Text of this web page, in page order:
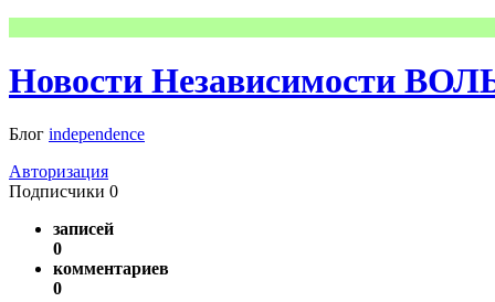
Новости Независимости
Блог independence
Авторизация
Подписчики 0
записей
0
комментариев
0